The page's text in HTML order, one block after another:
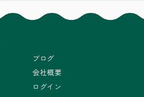
ブログ
会社概要
ログイン